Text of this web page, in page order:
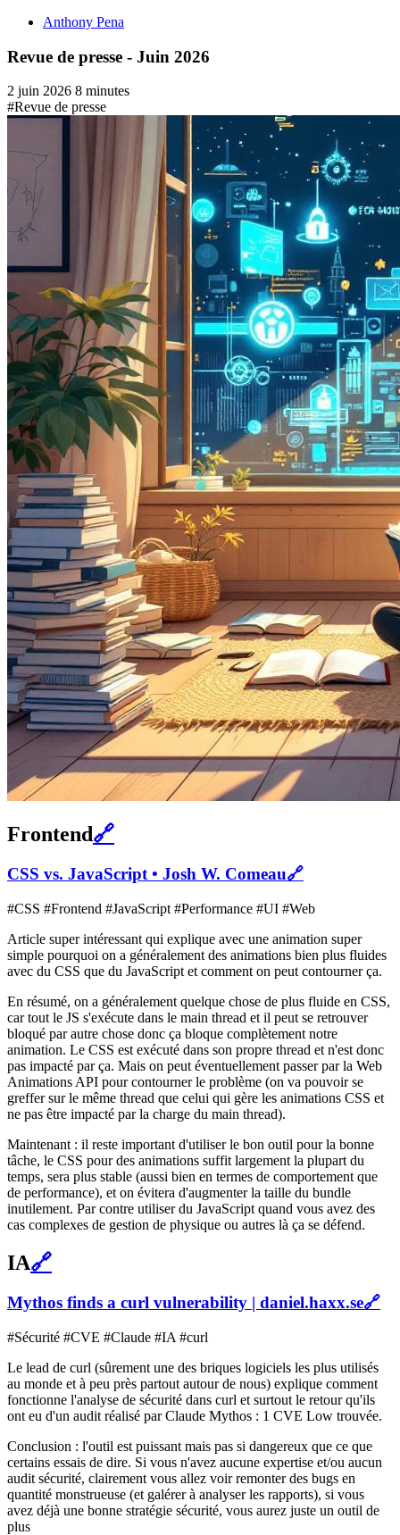
Anthony Pena
Revue de presse - Juin 2026
2 juin 2026 8 minutes
#Revue de presse
Frontend🔗
CSS vs. JavaScript • Josh W. Comeau🔗
#CSS #Frontend #JavaScript #Performance #UI #Web
Article super intéressant qui explique avec une animation super
simple pourquoi on a généralement des animations bien plus fluides
avec du CSS que du JavaScript et comment on peut contourner ça.
En résumé, on a généralement quelque chose de plus fluide en CSS,
car tout le JS s'exécute dans le main thread et il peut se retrouver
bloqué par autre chose donc ça bloque complètement notre
animation. Le CSS est exécuté dans son propre thread et n'est donc
pas impacté par ça. Mais on peut éventuellement passer par la Web
Animations API pour contourner le problème (on va pouvoir se
greffer sur le même thread que celui qui gère les animations CSS et
ne pas être impacté par la charge du main thread).
Maintenant : il reste important d'utiliser le bon outil pour la bonne
tâche, le CSS pour des animations suffit largement la plupart du
temps, sera plus stable (aussi bien en termes de comportement que
de performance), et on évitera d'augmenter la taille du bundle
inutilement. Par contre utiliser du JavaScript quand vous avez des
cas complexes de gestion de physique ou autres là ça se défend.
IA🔗
Mythos finds a curl vulnerability | daniel.haxx.se🔗
#Sécurité #CVE #Claude #IA #curl
Le lead de curl (sûrement une des briques logiciels les plus utilisés
au monde et à peu près partout autour de nous) explique comment
fonctionne l'analyse de sécurité dans curl et surtout le retour qu'ils
ont eu d'un audit réalisé par Claude Mythos : 1 CVE Low trouvée.
Conclusion : l'outil est puissant mais pas si dangereux que ce que
certains essais de dire. Si vous n'avez aucune expertise et/ou aucun
audit sécurité, clairement vous allez voir remonter des bugs en
quantité monstrueuse (et galérer à analyser les rapports), si vous
avez déjà une bonne stratégie sécurité, vous aurez juste un outil de
plus